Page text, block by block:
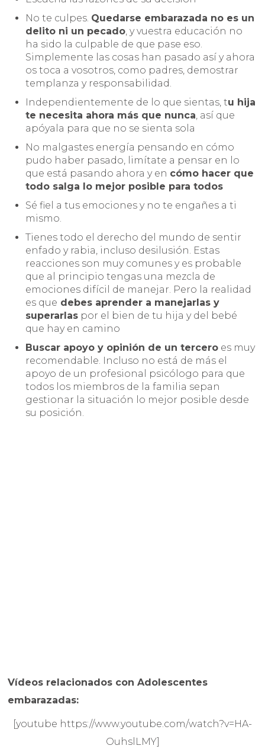
No te culpes. Quedarse embarazada no es un
delito ni un pecado, y vuestra educación no
ha sido la culpable de que pase eso.
Simplemente las cosas han pasado así y ahora
os toca a vosotros, como padres, demostrar
templanza y responsabilidad.
Independientemente de lo que sientas, tu hija
te necesita ahora más que nunca, así que
apóyala para que no se sienta sola
No malgastes energía pensando en cómo
pudo haber pasado, limítate a pensar en lo
que está pasando ahora y en cómo hacer que
todo salga lo mejor posible para todos
Sé fiel a tus emociones y no te engañes a ti
mismo.
Tienes todo el derecho del mundo de sentir
enfado y rabia, incluso desilusión. Estas
reacciones son muy comunes y es probable
que al principio tengas una mezcla de
emociones difícil de manejar. Pero la realidad
es que debes aprender a manejarlas y
superarlas por el bien de tu hija y del bebé
que hay en camino
Buscar apoyo y opinión de un tercero es muy
recomendable. Incluso no está de más el
apoyo de un profesional psicólogo para que
todos los miembros de la familia sepan
gestionar la situación lo mejor posible desde
su posición.
Vídeos relacionados con Adolescentes
embarazadas:
[youtube https://www.youtube.com/watch?v=HA-
OuhslLMY]